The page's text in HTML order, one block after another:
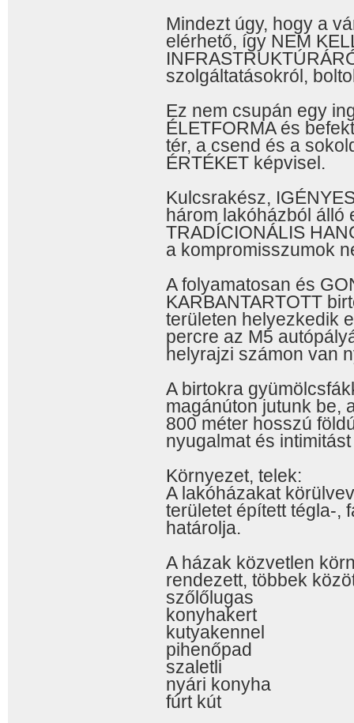
Mindezt úgy, hogy a
elérhető, így NEM
szolgáltatásokról,
Ez nem csupán egy
ÉLETFORMA és
tér, a csend és a
ÉRTÉKET képvisel.
Kulcsrakész,
három lakóházból álló
TRADÍCIONÁLIS
a kompromisszumok
A folyamatosan és
KARBANTARTOTT
területen helyezkedik
percre az M5
helyrajzi számon van
A birtokra
magánúton jutunk be,
800 méter hosszú
nyugalmat és
Környezet, telek:
A lakóházakat
területet épített tégla-,
határolja.
A házak közvetlen
rendezett, többek
szőlőlugas
konyhakert
kutyakennel
pihenőpad
szaletli
nyári konyha
fúrt kút